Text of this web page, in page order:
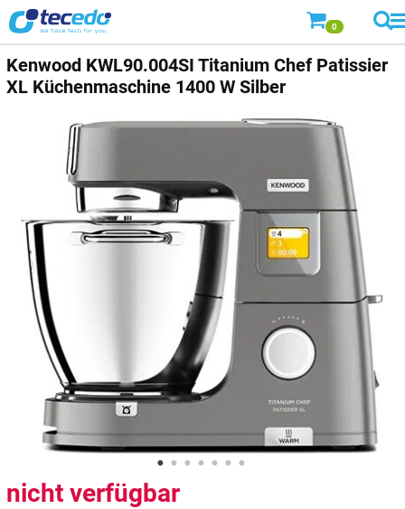
0
Kenwood KWL90.004SI Titanium Chef Patissier
XL Küchenmaschine 1400 W Silber
nicht verfügbar